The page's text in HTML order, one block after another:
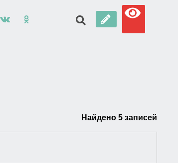
Найдено 5 записей